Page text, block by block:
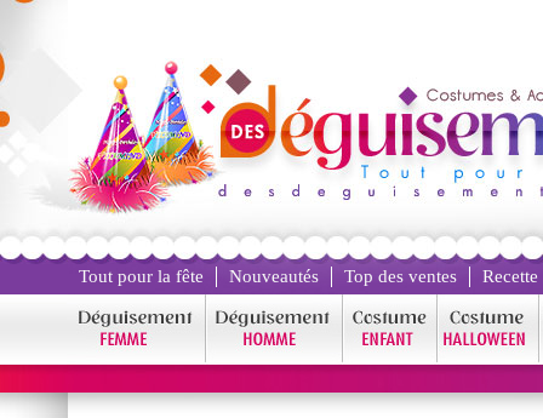
Tout pour la fête Nouveautés Top des ventes